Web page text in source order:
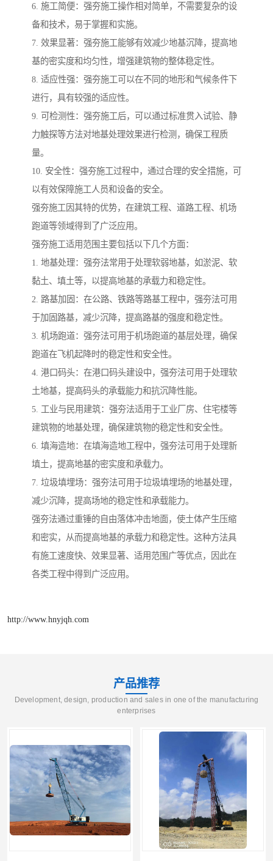
6. 施工简便：强夯施工操作相对简单，不需要复杂的设
备和技术，易于掌握和实施。
7. 效果显著：强夯施工能够有效减少地基沉降，提高地
基的密实度和均匀性，增强建筑物的整体稳定性。
8. 适应性强：强夯施工可以在不同的地形和气候条件下
进行，具有较强的适应性。
9. 可检测性：强夯施工后，可以通过标准贯入试验、静
力触探等方法对地基处理效果进行检测，确保工程质
量。
10. 安全性：强夯施工过程中，通过合理的安全措施，可
以有效保障施工人员和设备的安全。
强夯施工因其特的优势，在建筑工程、道路工程、机场
跑道等领域得到了广泛应用。
强夯施工适用范围主要包括以下几个方面：
1. 地基处理：强夯法常用于处理软弱地基，如淤泥、软
黏土、填土等，以提高地基的承载力和稳定性。
2. 路基加固：在公路、铁路等路基工程中，强夯法可用
于加固路基，减少沉降，提高路基的强度和稳定性。
3. 机场跑道：强夯法可用于机场跑道的基层处理，确保
跑道在飞机起降时的稳定性和安全性。
4. 港口码头：在港口码头建设中，强夯法可用于处理软
土地基，提高码头的承载能力和抗沉降性能。
5. 工业与民用建筑：强夯法适用于工业厂房、住宅楼等
建筑物的地基处理，确保建筑物的稳定性和安全性。
6. 填海造地：在填海造地工程中，强夯法可用于处理新
填土，提高地基的密实度和承载力。
7. 垃圾填埋场：强夯法可用于垃圾填埋场的地基处理，
减少沉降，提高场地的稳定性和承载能力。
强夯法通过重锤的自由落体冲击地面，使土体产生压缩
和密实，从而提高地基的承载力和稳定性。这种方法具
有施工速度快、效果显著、适用范围广等优点，因此在
各类工程中得到广泛应用。
http://www.hnyjqh.com
产品推荐
Development, design, production and sales in one of the manufacturing
enterprises